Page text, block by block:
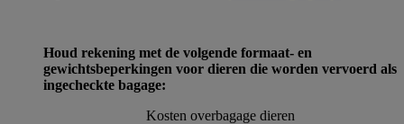
Houd rekening met de volgende formaat- en
gewichtsbeperkingen voor dieren die worden vervoerd als
ingecheckte bagage:
Kosten overbagage dieren